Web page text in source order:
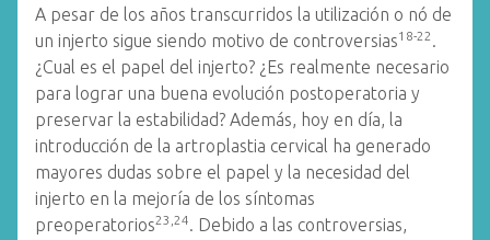
A pesar de los años transcurridos la utilización o nó de
un injerto sigue siendo motivo de controversias18-22 .
¿Cual es el papel del injerto? ¿Es realmente necesario
para lograr una buena evolución postoperatoria y
preservar la estabilidad? Además, hoy en día, la
introducción de la artroplastia cervical ha generado
mayores dudas sobre el papel y la necesidad del
injerto en la mejoría de los síntomas
preoperatorios23,24. Debido a las controversias,